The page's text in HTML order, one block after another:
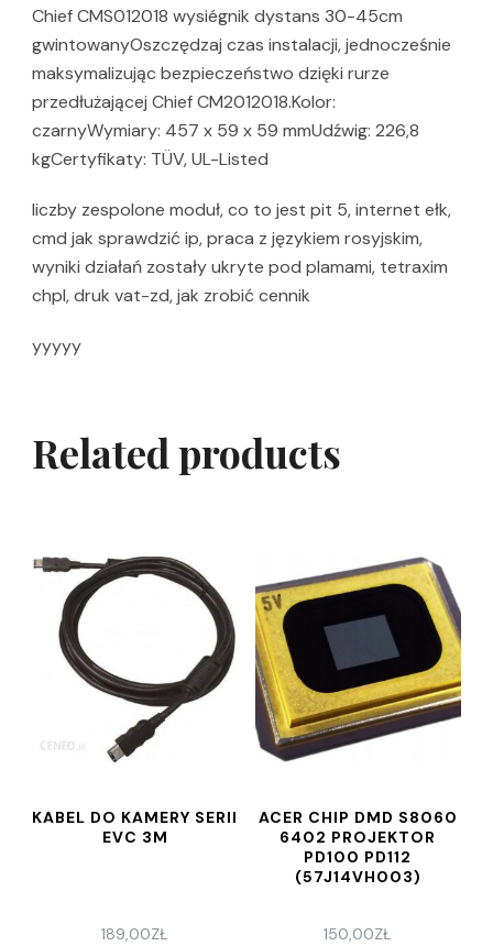
Chief CMS012018 wysiégnik dystans 30-45cm
gwintowanyOszczędzaj czas instalacji, jednocześnie
maksymalizując bezpieczeństwo dzięki rurze
przedłużającej Chief CM2012018.Kolor:
czarnyWymiary: 457 x 59 x 59 mmUdźwig: 226,8
kgCertyfikaty: TÜV, UL-Listed
liczby zespolone moduł, co to jest pit 5, internet ełk,
cmd jak sprawdzić ip, praca z językiem rosyjskim,
wyniki działań zostały ukryte pod plamami, tetraxim
chpl, druk vat-zd, jak zrobić cennik
yyyyy
Related products
KABEL DO KAMERY SERII
EVC 3M
189,00ZŁ
ACER CHIP DMD S8060
6402 PROJEKTOR
PD100 PD112
(57J14VH003)
150,00ZŁ